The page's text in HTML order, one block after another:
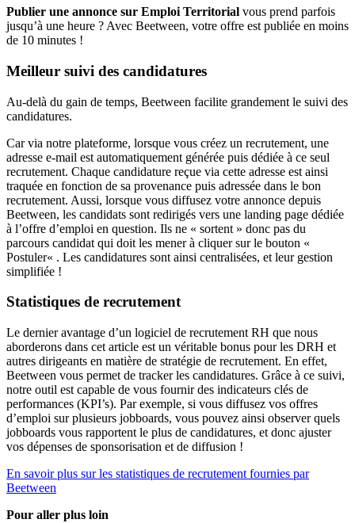
Publier une annonce sur Emploi Territorial vous prend parfois
jusqu’à une heure ? Avec Beetween, votre offre est publiée en moins
de 10 minutes !
Meilleur suivi des candidatures
Au-delà du gain de temps, Beetween facilite grandement le suivi des
candidatures.
Car via notre plateforme, lorsque vous créez un recrutement, une
adresse e-mail est automatiquement générée puis dédiée à ce seul
recrutement. Chaque candidature reçue via cette adresse est ainsi
traquée en fonction de sa provenance puis adressée dans le bon
recrutement. Aussi, lorsque vous diffusez votre annonce depuis
Beetween, les candidats sont redirigés vers une landing page dédiée
à l’offre d’emploi en question. Ils ne « sortent » donc pas du
parcours candidat qui doit les mener à cliquer sur le bouton «
Postuler« . Les candidatures sont ainsi centralisées, et leur gestion
simplifiée !
Statistiques de recrutement
Le dernier avantage d’un logiciel de recrutement RH que nous
aborderons dans cet article est un véritable bonus pour les DRH et
autres dirigeants en matière de stratégie de recrutement. En effet,
Beetween vous permet de tracker les candidatures. Grâce à ce suivi,
notre outil est capable de vous fournir des indicateurs clés de
performances (KPI’s). Par exemple, si vous diffusez vos offres
d’emploi sur plusieurs jobboards, vous pouvez ainsi observer quels
jobboards vous rapportent le plus de candidatures, et donc ajuster
vos dépenses de sponsorisation et de diffusion !
En savoir plus sur les statistiques de recrutement fournies par
Beetween
Pour aller plus loin